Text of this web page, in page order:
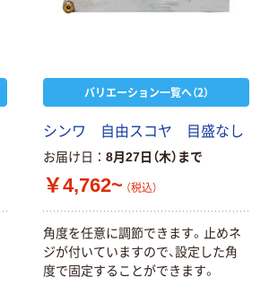
バリエーション一覧へ（2）
シンワ 自由スコヤ 目盛なし
お届け日 8月27日（木）まで
￥4,762~ （税込）
角度を任意に調節できます。止めネ
ジが付いていますので、設定した角
度で固定することができます。